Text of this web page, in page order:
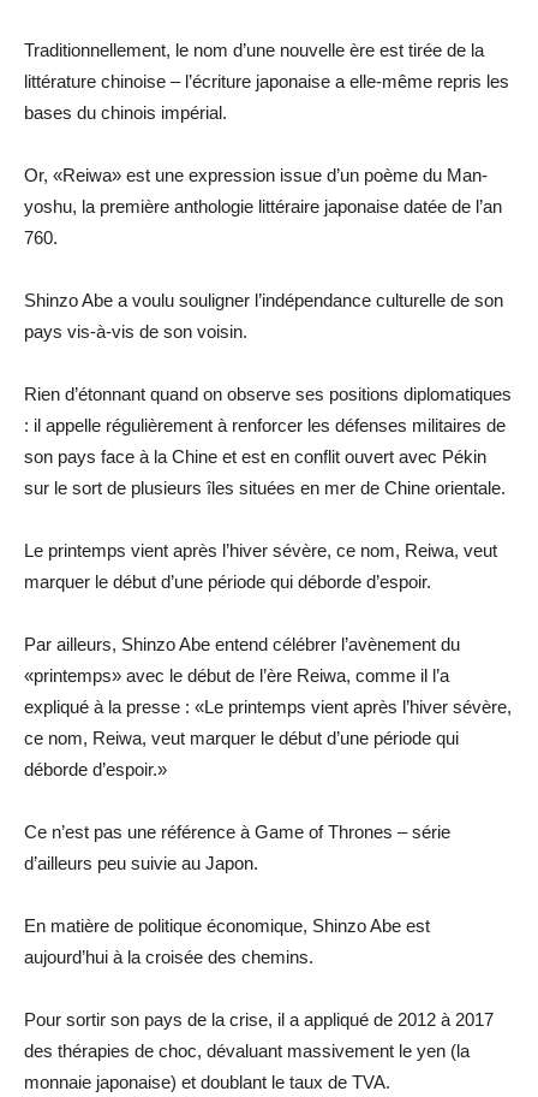
Traditionnellement, le nom d’une nouvelle ère est tirée de la
littérature chinoise – l’écriture japonaise a elle-même repris les
bases du chinois impérial.
Or, «Reiwa» est une expression issue d’un poème du Man-
yoshu, la première anthologie littéraire japonaise datée de l’an
760.
Shinzo Abe a voulu souligner l’indépendance culturelle de son
pays vis-à-vis de son voisin.
Rien d’étonnant quand on observe ses positions diplomatiques
: il appelle régulièrement à renforcer les défenses militaires de
son pays face à la Chine et est en conflit ouvert avec Pékin
sur le sort de plusieurs îles situées en mer de Chine orientale.
Le printemps vient après l’hiver sévère, ce nom, Reiwa, veut
marquer le début d’une période qui déborde d’espoir.
Par ailleurs, Shinzo Abe entend célébrer l’avènement du
«printemps» avec le début de l’ère Reiwa, comme il l’a
expliqué à la presse : «Le printemps vient après l’hiver sévère,
ce nom, Reiwa, veut marquer le début d’une période qui
déborde d’espoir.»
Ce n’est pas une référence à Game of Thrones – série
d’ailleurs peu suivie au Japon.
En matière de politique économique, Shinzo Abe est
aujourd’hui à la croisée des chemins.
Pour sortir son pays de la crise, il a appliqué de 2012 à 2017
des thérapies de choc, dévaluant massivement le yen (la
monnaie japonaise) et doublant le taux de TVA.